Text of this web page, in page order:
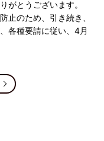
がとうございます。
止のため、引き続き、
各種要請に従い、4月